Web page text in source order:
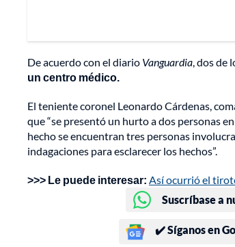
De acuerdo con el diario Vanguardia, dos de
un centro médico.
El teniente coronel Leonardo Cárdenas,
que “se presentó un hurto a dos personas
hecho se encuentran tres personas
indagaciones para esclarecer los hechos”.
>>> Le puede interesar: Así ocurrió el
Suscríbase a
✔️ Síganos en